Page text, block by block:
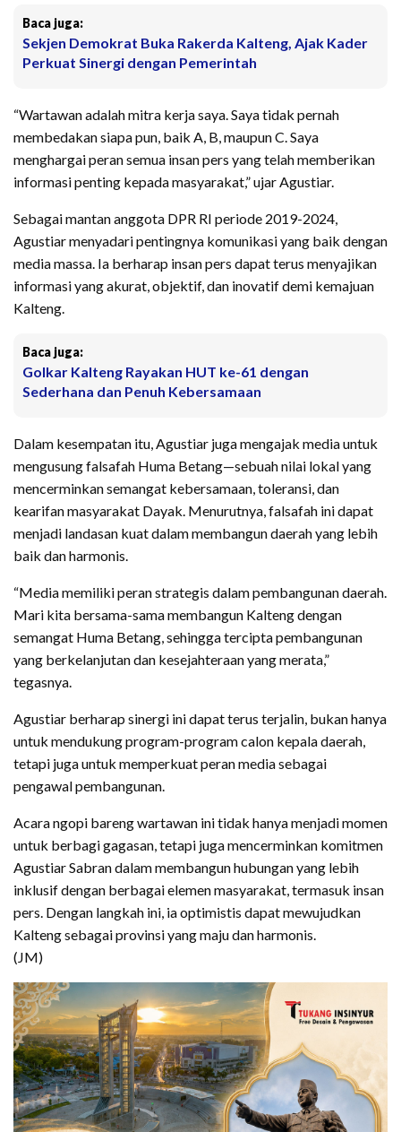
Baca juga:
Sekjen Demokrat Buka Rakerda Kalteng, Ajak Kader
Perkuat Sinergi dengan Pemerintah
“Wartawan adalah mitra kerja saya. Saya tidak pernah
membedakan siapa pun, baik A, B, maupun C. Saya
menghargai peran semua insan pers yang telah memberikan
informasi penting kepada masyarakat,” ujar Agustiar.
Sebagai mantan anggota DPR RI periode 2019-2024,
Agustiar menyadari pentingnya komunikasi yang baik dengan
media massa. Ia berharap insan pers dapat terus menyajikan
informasi yang akurat, objektif, dan inovatif demi kemajuan
Kalteng.
Baca juga:
Golkar Kalteng Rayakan HUT ke-61 dengan
Sederhana dan Penuh Kebersamaan
Dalam kesempatan itu, Agustiar juga mengajak media untuk
mengusung falsafah Huma Betang—sebuah nilai lokal yang
mencerminkan semangat kebersamaan, toleransi, dan
kearifan masyarakat Dayak. Menurutnya, falsafah ini dapat
menjadi landasan kuat dalam membangun daerah yang lebih
baik dan harmonis.
“Media memiliki peran strategis dalam pembangunan daerah.
Mari kita bersama-sama membangun Kalteng dengan
semangat Huma Betang, sehingga tercipta pembangunan
yang berkelanjutan dan kesejahteraan yang merata,”
tegasnya.
Agustiar berharap sinergi ini dapat terus terjalin, bukan hanya
untuk mendukung program-program calon kepala daerah,
tetapi juga untuk memperkuat peran media sebagai
pengawal pembangunan.
Acara ngopi bareng wartawan ini tidak hanya menjadi momen
untuk berbagi gagasan, tetapi juga mencerminkan komitmen
Agustiar Sabran dalam membangun hubungan yang lebih
inklusif dengan berbagai elemen masyarakat, termasuk insan
pers. Dengan langkah ini, ia optimistis dapat mewujudkan
Kalteng sebagai provinsi yang maju dan harmonis.
(JM)